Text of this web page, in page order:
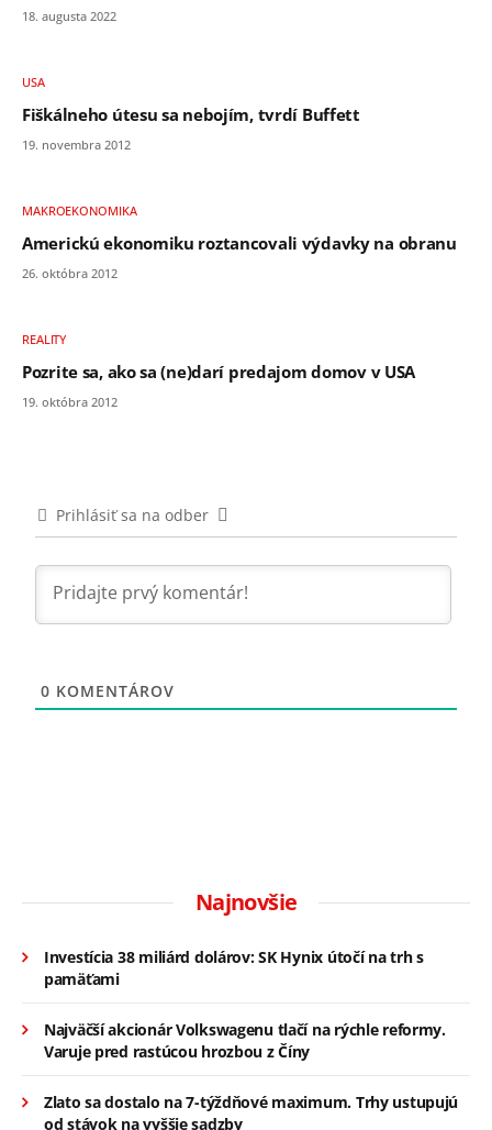
18. augusta 2022
USA
Fiškálneho útesu sa nebojím, tvrdí Buffett
19. novembra 2012
MAKROEKONOMIKA
Americkú ekonomiku roztancovali výdavky na obranu
26. októbra 2012
REALITY
Pozrite sa, ako sa (ne)darí predajom domov v USA
19. októbra 2012
Prihlásiť sa na odber
0 KOMENTÁROV
Najnovšie
Investícia 38 miliárd dolárov: SK Hynix útočí na trh s
pamäťami
Najväčší akcionár Volkswagenu tlačí na rýchle reformy.
Varuje pred rastúcou hrozbou z Číny
Zlato sa dostalo na 7-týždňové maximum. Trhy ustupujú
od stávok na vyššie sadzby